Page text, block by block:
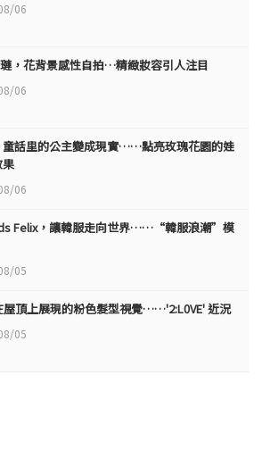
06
璉，花背景感性自拍…精緻妝容引人注目
06
童話里的公主變成現實……點亮玫瑰花園的娃
06
Felix，讓韓服走向世界……“韓服浪潮”模
05
屋頂上展現的粉色髮型視覺……'2:L0VE' 近況
05